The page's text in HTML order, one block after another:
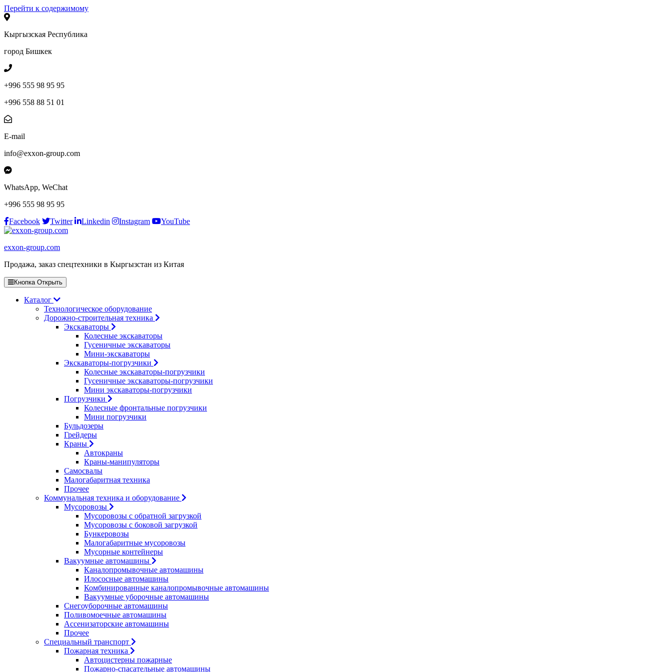
Перейти к содержимому
Кыргызская Республика
город Бишкек
+996 555 98 95 95
+996 558 88 51 01
E-mail
info@exxon-group.com
WhatsApp, WeChat
+996 555 98 95 95
Facebook
Twitter Linkedin Instagram YouTube
exxon-group.com
Продажа, заказ спецтехники в Кыргызстан из Китая
Кнопка Открыть
Каталог
Технологическое оборудование
Дорожно-строительная техника
Экскаваторы
Колесные экскаваторы
Гусеничные экскаваторы
Мини-экскаваторы
Экскаваторы-погрузчики
Колесные экскаваторы-погрузчики
Гусеничные экскаваторы-погрузчики
Мини экскаваторы-погрузчики
Погрузчики
Колесные фронтальные погрузчики
Мини погрузчики
Бульдозеры
Грейдеры
Краны
Автокраны
Краны-манипуляторы
Самосвалы
Малогабаритная техника
Прочее
Коммунальная техника и оборудование
Мусоровозы
Мусоровозы с обратной загрузкой
Мусоровозы с боковой загрузкой
Бункеровозы
Малогабаритные мусоровозы
Мусорные контейнеры
Вакуумные автомашины
Каналопромывочные автомашины
Илососные автомашины
Комбинированные каналопромывочные автомашины
Вакуумные уборочные автомашины
Снегоуборочные автомашины
Поливомоечные автомашины
Ассенизаторские автомашины
Прочее
Специальный транспорт
Пожарная техника
Автоцистерны пожарные
Пожарно-спасательные автомашины